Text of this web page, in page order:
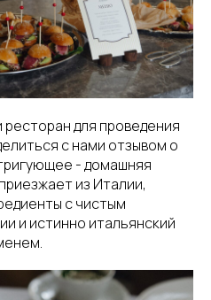
для проведения
с нами отзывом о
- домашняя
из Италии,
с чистым
и истинно итальянский